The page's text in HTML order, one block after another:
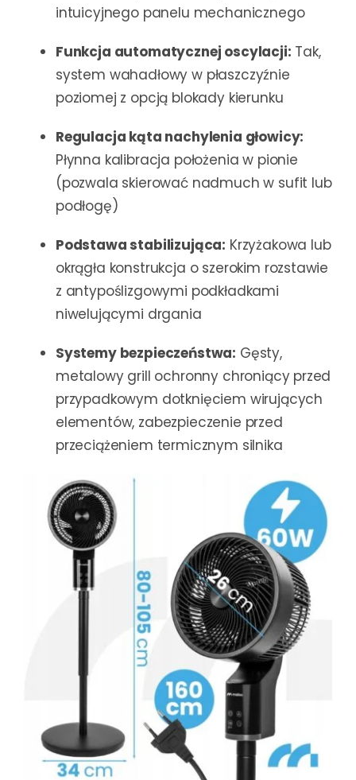
intuicyjnego panelu mechanicznego
Funkcja automatycznej oscylacji: Tak,
system wahadłowy w płaszczyźnie
poziomej z opcją blokady kierunku
Regulacja kąta nachylenia głowicy:
Płynna kalibracja położenia w pionie
(pozwala skierować nadmuch w sufit lub
podłogę)
Podstawa stabilizująca: Krzyżakowa lub
okrągła konstrukcja o szerokim rozstawie
z antypoślizgowymi podkładkami
niwelującymi drgania
Systemy bezpieczeństwa: Gęsty,
metalowy grill ochronny chroniący przed
przypadkowym dotknięciem wirujących
elementów, zabezpieczenie przed
przeciążeniem termicznym silnika